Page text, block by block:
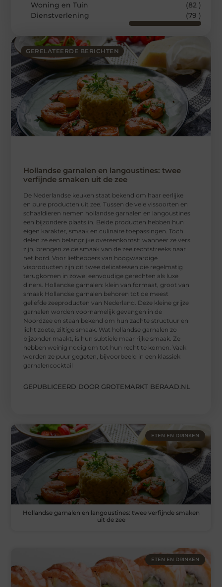
GERELATEERDE BERICHTEN
Hollandse garnalen en langoustines: twee
verfijnde smaken uit de zee
De Nederlandse keuken staat bekend om haar eerlijke
en pure producten uit zee. Tussen de vele vissoorten en
schaaldieren nemen hollandse garnalen en langoustines
een bijzondere plaats in. Beide producten hebben hun
eigen karakter, smaak en culinaire toepassingen. Toch
delen ze een belangrijke overeenkomst: wanneer ze vers
zijn, brengen ze de smaak van de zee rechtstreeks naar
het bord. Voor liefhebbers van hoogwaardige
visproducten zijn dit twee delicatessen die regelmatig
terugkomen in zowel eenvoudige gerechten als luxe
diners. Hollandse garnalen: klein van formaat, groot van
smaak Hollandse garnalen behoren tot de meest
geliefde zeeproducten van Nederland. Deze kleine grijze
garnalen worden voornamelijk gevangen in de
Noordzee en staan bekend om hun zachte structuur en
licht zoete, ziltige smaak. Wat hollandse garnalen zo
bijzonder maakt, is hun subtiele maar rijke smaak. Ze
hebben weinig nodig om tot hun recht te komen. Vaak
worden ze puur gegeten, bijvoorbeeld in een klassiek
garnalencocktail
GEPUBLICEERD DOOR GROTEMARKT BERAAD.NL
Woning en Tuin
(82 )
Dienstverlening
(79 )
ETEN EN DRINKEN
Hollandse garnalen en langoustines: twee verfijnde smaken
uit de zee
ETEN EN DRINKEN